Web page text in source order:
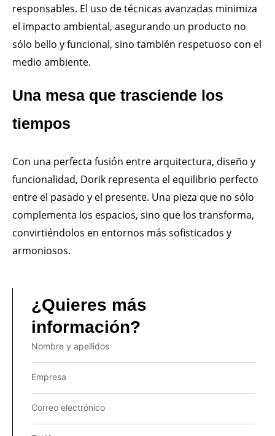
responsables. El uso de técnicas avanzadas minimiza
el impacto ambiental, asegurando un producto no
sólo bello y funcional, sino también respetuoso con el
medio ambiente.
Una mesa que trasciende los
tiempos
Con una perfecta fusión entre arquitectura, diseño y
funcionalidad, Dorik representa el equilibrio perfecto
entre el pasado y el presente. Una pieza que no sólo
complementa los espacios, sino que los transforma,
convirtiéndolos en entornos más sofisticados y
armoniosos.
¿Quieres más
información?